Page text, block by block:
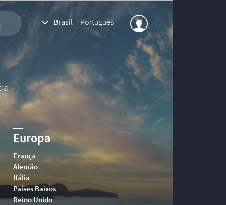
Brasil | Português
Europa
França
Alemão
Itália
Países Baixos
Reino Unido